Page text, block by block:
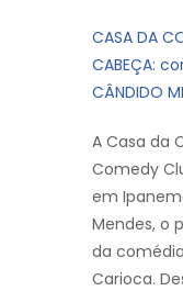
CASA DA
CABEÇA:
CÂNDIDO
A Casa da
Comedy
em
Mendes, o
da
Carioca.